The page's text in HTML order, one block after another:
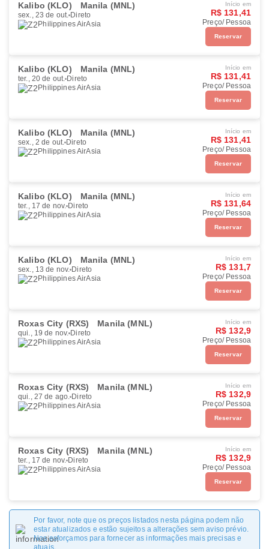
Kalibo (KLO) Manila (MNL)
sex., 23 de out. Direto
Philippines AirAsia
Início em
R$ 131,41
Preço/ Pessoa
Reservar
Kalibo (KLO) Manila (MNL)
ter., 20 de out. Direto
Philippines AirAsia
Início em
R$ 131,41
Preço/ Pessoa
Reservar
Kalibo (KLO) Manila (MNL)
sex., 2 de out. Direto
Philippines AirAsia
Início em
R$ 131,41
Preço/ Pessoa
Reservar
Kalibo (KLO) Manila (MNL)
ter., 17 de nov. Direto
Philippines AirAsia
Início em
R$ 131,64
Preço/ Pessoa
Reservar
Kalibo (KLO) Manila (MNL)
sex., 13 de nov. Direto
Philippines AirAsia
Início em
R$ 131,7
Preço/ Pessoa
Reservar
Roxas City (RXS) Manila (MNL)
qui., 19 de nov. Direto
Philippines AirAsia
Início em
R$ 132,9
Preço/ Pessoa
Reservar
Roxas City (RXS) Manila (MNL)
qui., 27 de ago. Direto
Philippines AirAsia
Início em
R$ 132,9
Preço/ Pessoa
Reservar
Roxas City (RXS) Manila (MNL)
ter., 17 de nov. Direto
Philippines AirAsia
Início em
R$ 132,9
Preço/ Pessoa
Reservar
Por favor, note que os preços listados nesta página podem não
estar atualizados e estão sujeitos a alterações sem aviso prévio.
Nos esforçamos para fornecer as informações mais precisas e
atuais.